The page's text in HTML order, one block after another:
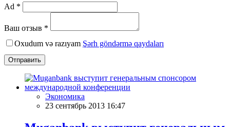
Ad *
Ваш отзыв *
Oxudum və razıyam Şərh göndərmə qaydaları
Отправить
Экономика
23 сентябрь 2013 16:47